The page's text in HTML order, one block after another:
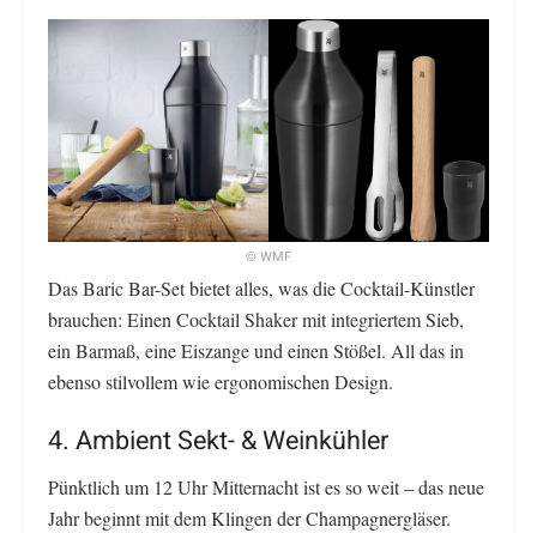
© WMF
Das Baric Bar-Set bietet alles, was die Cocktail-Künstler
brauchen: Einen Cocktail Shaker mit integriertem Sieb,
ein Barmaß, eine Eiszange und einen Stößel. All das in
ebenso stilvollem wie ergonomischen Design.
4. Ambient Sekt- & Weinkühler
Pünktlich um 12 Uhr Mitternacht ist es so weit – das neue
Jahr beginnt mit dem Klingen der Champagnergläser.